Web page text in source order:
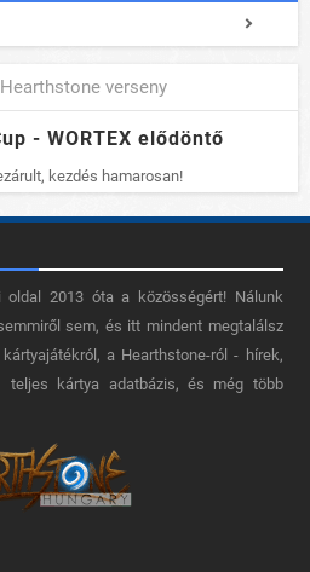
verseny
- WORTEX elődöntő
kezdés hamarosan!
oldal 2013 óta a közösségért! Nálunk
sem, és itt mindent megtalálsz
a Hearthstone-ról - hírek,
teljes kártya adatbázis, és még több